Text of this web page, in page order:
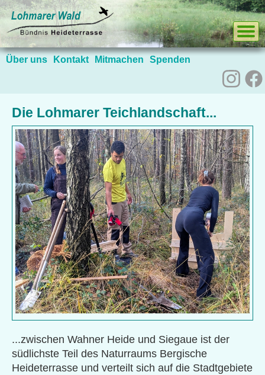
Über uns Kontakt Mitmachen Spenden
Die Lohmarer Teichlandschaft...
...zwischen Wahner Heide und Siegaue ist der
südlichste Teil des Naturraums Bergische
Heideterrasse und verteilt sich auf die Stadtgebiete